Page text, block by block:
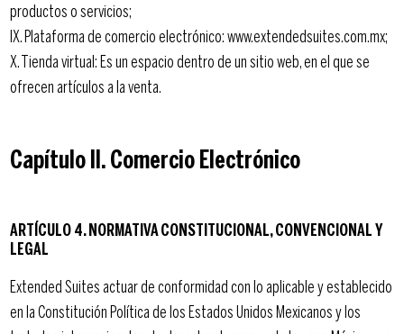
productos o servicios;
IX. Plataforma de comercio electrónico: www.extendedsuites.com.mx;
X. Tienda virtual: Es un espacio dentro de un sitio web, en el que se
ofrecen artículos a la venta.
Capítulo II. Comercio Electrónico
ARTÍCULO 4. NORMATIVA CONSTITUCIONAL, CONVENCIONAL Y
LEGAL
Extended Suites actuar de conformidad con lo aplicable y establecido
en la Constitución Política de los Estados Unidos Mexicanos y los